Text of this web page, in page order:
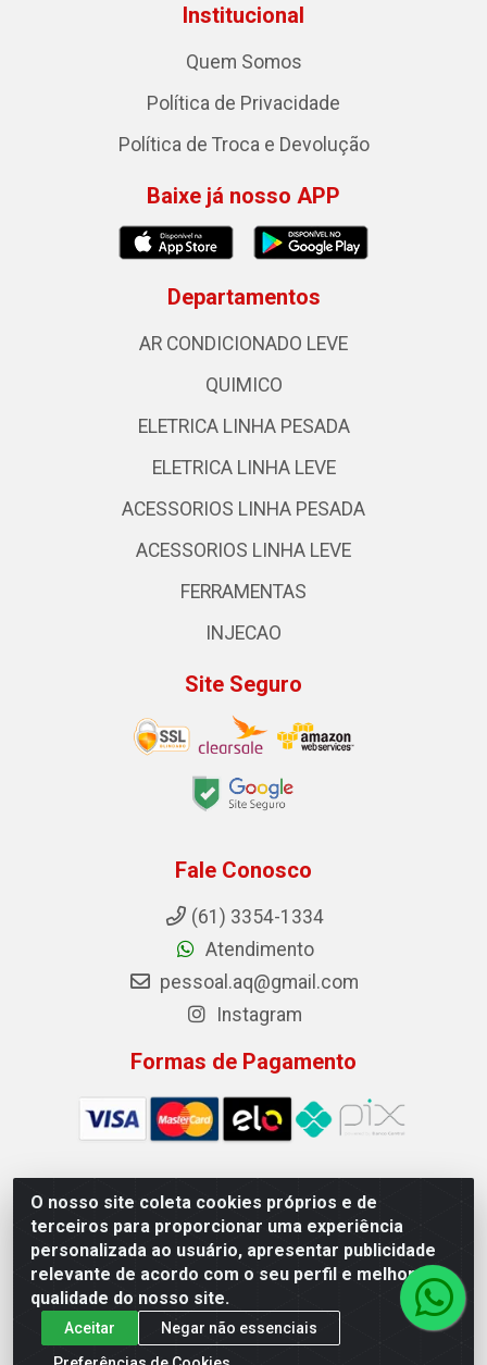
O nosso site coleta cookies próprios e de
terceiros para proporcionar uma experiência
personalizada ao usuário, apresentar publicidade
relevante de acordo com o seu perfil e melhorar a
qualidade do nosso site.
Aceitar
Negar não essenciais
Institucional
Quem Somos
Política de Privacidade
Política de Troca e Devolução
Baixe já nosso APP
Departamentos
AR CONDICIONADO LEVE
QUIMICO
ELETRICA LINHA PESADA
ELETRICA LINHA LEVE
ACESSORIOS LINHA PESADA
ACESSORIOS LINHA LEVE
FERRAMENTAS
INJECAO
Site Seguro
Fale Conosco
(61) 3354-1334
Atendimento
pessoal.aq@gmail.com
Instagram
Formas de Pagamento
Auto Qualidade Comercio de Pecas LTDA - Quadra Qi 23, S/N,
Lote 05/06 - Taguatinga, Brasília/DF - CEP 72.135-230 - CNPJ
72.617.459/0001-40